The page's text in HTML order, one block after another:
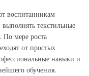
воспитанникам
текстильные
По мере роста
от простых
навыки и
обучения.